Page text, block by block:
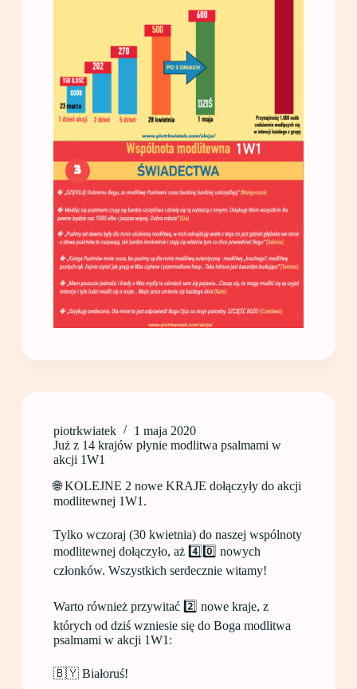
piotrkwiatek
1 maja 2020
Już z 14 krajów płynie modlitwa psalmami w
akcji 1W1
🌐 KOLEJNE 2 nowe KRAJE dołączyły do akcji
modlitewnej 1W1.
Tylko wczoraj (30 kwietnia) do naszej wspólnoty
modlitewnej dołączyło, aż 4️⃣0️⃣ nowych
członków. Wszystkich serdecznie witamy!
Warto również przywitać 2️⃣ nowe kraje, z
których od dziś wzniesie się do Boga modlitwa
psalmami w akcji 1W1:
🇧🇾 Białoruś!